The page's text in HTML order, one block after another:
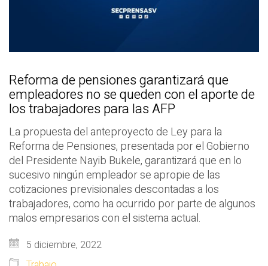
Reforma de pensiones garantizará que
empleadores no se queden con el aporte de
los trabajadores para las AFP
La propuesta del anteproyecto de Ley para la
Reforma de Pensiones, presentada por el Gobierno
del Presidente Nayib Bukele, garantizará que en lo
sucesivo ningún empleador se apropie de las
cotizaciones previsionales descontadas a los
trabajadores, como ha ocurrido por parte de algunos
malos empresarios con el sistema actual.
5 diciembre, 2022